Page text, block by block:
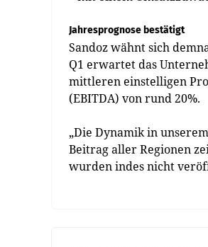
Jahresprognose bestätigt
Sandoz wähnt sich
Q1 erwartet das
mittleren einstelligen
(EBITDA) von rund 20%.
„Die Dynamik in
Beitrag aller Regionen
wurden indes nicht